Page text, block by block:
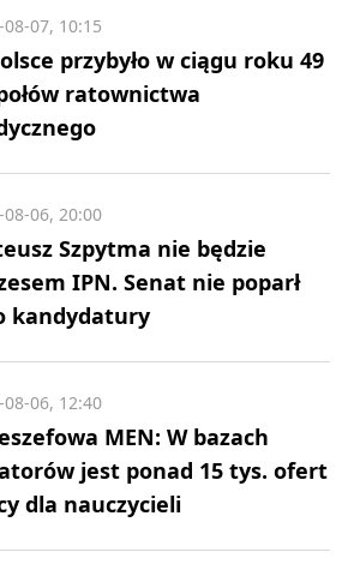
przybyło w ciągu roku 49
ratownictwa
07, 10:15
Szpytma nie będzie
IPN. Senat nie poparł
kandydatury
08-06, 20:00
MEN: W bazach
jest ponad 15 tys. ofert
dla nauczycieli
08-06, 12:40